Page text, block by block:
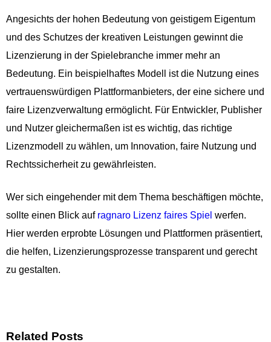
Angesichts der hohen Bedeutung von geistigem Eigentum
und des Schutzes der kreativen Leistungen gewinnt die
Lizenzierung in der Spielebranche immer mehr an
Bedeutung. Ein beispielhaftes Modell ist die Nutzung eines
vertrauenswürdigen Plattformanbieters, der eine sichere und
faire Lizenzverwaltung ermöglicht. Für Entwickler, Publisher
und Nutzer gleichermaßen ist es wichtig, das richtige
Lizenzmodell zu wählen, um Innovation, faire Nutzung und
Rechtssicherheit zu gewährleisten.
Wer sich eingehender mit dem Thema beschäftigen möchte,
sollte einen Blick auf ragnaro Lizenz faires Spiel werfen.
Hier werden erprobte Lösungen und Plattformen präsentiert,
die helfen, Lizenzierungsprozesse transparent und gerecht
zu gestalten.
Related Posts